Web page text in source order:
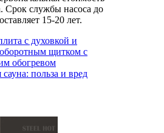
Срок службы насоса до
15-20 лет.
с духовкой и
щитком с
обогревом
польза и вред